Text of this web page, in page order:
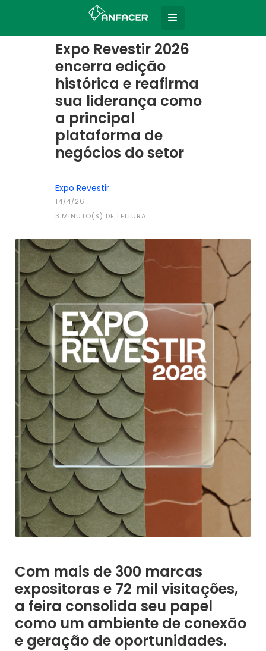
Todas as notícias
Expo Revestir 2026
encerra edição
histórica e reafirma
sua liderança como
a principal
plataforma de
negócios do setor
Expo Revestir
14/4/26
3 MINUTO(S) DE LEITURA
Com mais de 300 marcas
expositoras e 72 mil visitações,
a feira consolida seu papel
como um ambiente de conexão
e geração de oportunidades.